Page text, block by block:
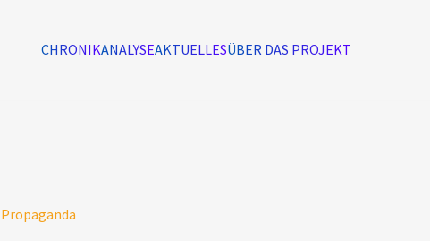
CHRONIKANALYSEAKTUELLESÜBER DAS PROJEKT
Propaganda